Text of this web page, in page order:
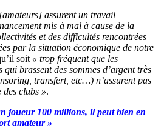
assurent un travail
mis à mal à cause de la
et des difficultés rencontrées
par la situation économique de notre
soit « trop fréquent que les
brassent des sommes d’argent très
transfert, etc…) n’assurent pas
clubs ».
joueur 100 millions, il peut bien en
amateur »